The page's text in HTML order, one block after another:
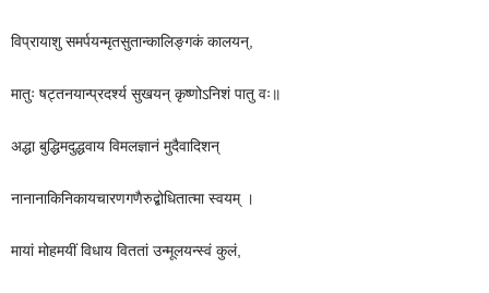
विप्रायाशु समर्पयन्मृतसुतान्कालिङ्गकं कालयन्,
मातुः षट्तनयान्प्रदर्श्य सुखयन् कृष्णोऽनिशं पातु वः॥
अद्धा बुद्धिमदुद्धवाय विमलज्ञानं मुदैवादिशन्
नानानाकिनिकायचारणगणैरुद्बोधितात्मा स्वयम् ।
मायां मोहमयीं विधाय विततां उन्मूलयन्स्वं कुलं,